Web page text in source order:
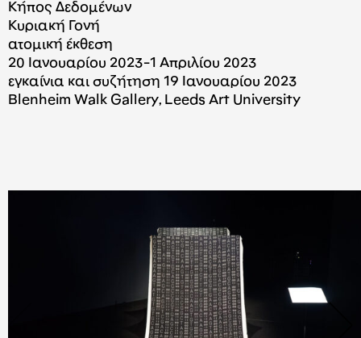
Κήπος Δεδομένων
Κυριακή Γονή
ατομική έκθεση
20 Ιανουαρίου 2023-1 Απριλίου 2023
εγκαίνια και συζήτηση 19 Ιανουαρίου 2023
Blenheim Walk Gallery, Leeds Art University